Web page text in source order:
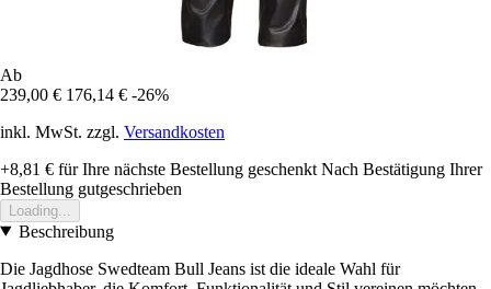
Ab
239,00 € 176,14 € -26%
inkl. MwSt. zzgl. Versandkosten
+8,81 € für Ihre nächste Bestellung geschenkt Nach Bestätigung Ihrer
Bestellung gutgeschrieben
Loading...
Beschreibung
Die Jagdhose Swedteam Bull Jeans ist die ideale Wahl für